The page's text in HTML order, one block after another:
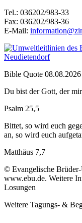
Tel.: 036202/983-33
Fax: 036202/983-36
E-Mail:
Bible Quote 08.08.2026
Du bist der Gott, der
Psalm 25,5
Bittet, so wird euch
an, so wird euch
Matthäus 7,7
© Evangelische
www.ebu.de. Weitere
Losungen
Weitere Tagungs- &